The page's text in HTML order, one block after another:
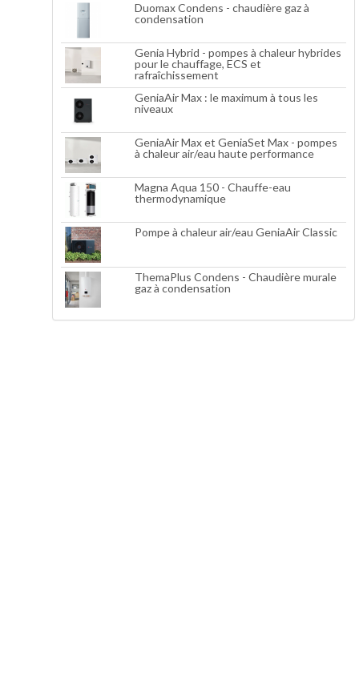
Duomax Condens - chaudière gaz à
condensation
Genia Hybrid - pompes à chaleur hybrides
pour le chauffage, ECS et
rafraîchissement
GeniaAir Max : le maximum à tous les
niveaux
GeniaAir Max et GeniaSet Max - pompes
à chaleur air/eau haute performance
Magna Aqua 150 - Chauffe-eau
thermodynamique
Pompe à chaleur air/eau GeniaAir Classic
ThemaPlus Condens - Chaudière murale
gaz à condensation